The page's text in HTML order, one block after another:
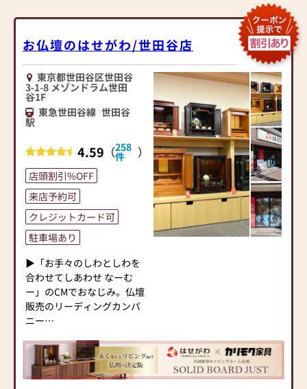
お仏壇のはせがわ/世田谷店
東京都世田谷区世田谷
3-1-8 メゾンドラム世田
谷1F
東急世田谷線 世田谷
駅
4.59 （258
件 ）
店頭割引%OFF
来店予約可
クレジットカード可
駐車場あり
▶「お手々のしわとしわを
合わせてしあわせ なーむ
ー」のCMでおなじみ。仏壇
販売のリーディングカンパ
ニー
内家具専門メーカーと、モ
ダンなインテリアにマッチ
するお仏壇を展開